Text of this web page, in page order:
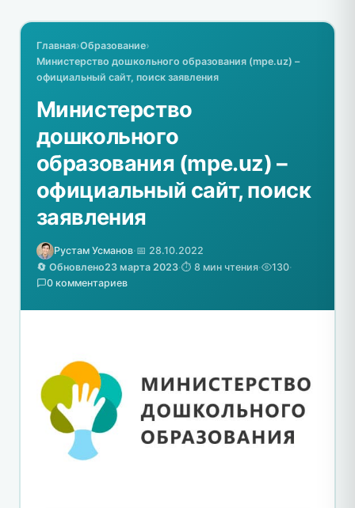
Главная›Образование›
Министерство дошкольного образования (mpe.uz) –
официальный сайт, поиск заявления
Министерство
дошкольного
образования (mpe.uz) –
официальный сайт, поиск
заявления
Рустам Усманов·📅 28.10.2022
🔄 Обновлено23 марта 2023·⏱️ 8 мин чтения· 130·
0 комментариев